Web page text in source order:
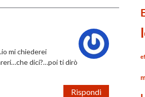
mi chiederei
dici?…poi ti dirò
Rispondi